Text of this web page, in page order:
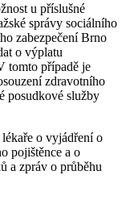
u příslušné
správy sociálního
zabezpečení Brno
o výplatu
tomto případě je
zdravotního
posudkové služby
o vyjádření o
pojištěnce a o
a zpráv o průběhu